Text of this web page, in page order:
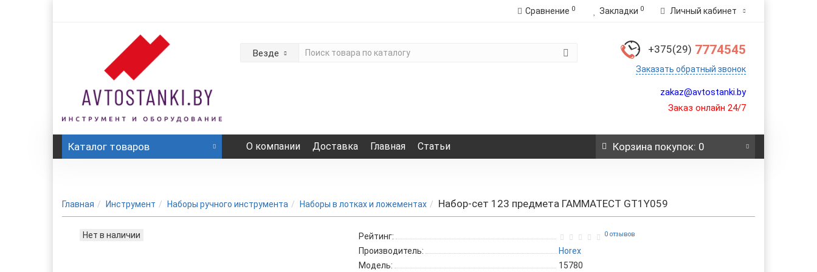
Сравнение 0 Закладки 0 Личный кабинет
Везде +375(29) 7774545
Заказать обратный звонок
zakaz@avtostanki.by
Заказ онлайн 24/7
Каталог товаров О компании Доставка Главная Статьи Корзинапокупок: 0
Главная Инструмент Наборы ручного инструмента Наборы в лотках и ложементах Набор-сет 123 предмета ГАММАТЕСТ GT1Y059
Нет в наличии Рейтинг: 0 отзывов
Производитель:
Horex
Модель:
15780